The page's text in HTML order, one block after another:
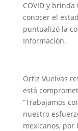
COVID y
conocer el
puntualizó la
Información.
Ortiz Vuelvas
está
“Trabajamos
nuestro
mexicanos,